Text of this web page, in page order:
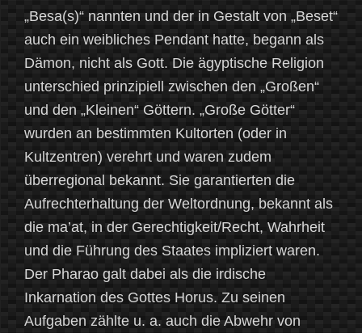
„Besa(s)“ nannten und der in Gestalt von „Beset“
auch ein weibliches Pendant hatte, begann als
Dämon, nicht als Gott. Die ägyptische Religion
unterschied prinzipiell zwischen den „Großen“
und den „Kleinen“ Göttern. „Große Götter“
wurden an bestimmten Kultorten (oder in
Kultzentren) verehrt und waren zudem
überregional bekannt. Sie garantierten die
Aufrechterhaltung der Weltordnung, bekannt als
die ma’at, in der Gerechtigkeit/Recht, Wahrheit
und die Führung des Staates impliziert waren.
Der Pharao galt dabei als die irdische
Inkarnation des Gottes Horus. Zu seinen
Aufgaben zählte u. a. auch die Abwehr von